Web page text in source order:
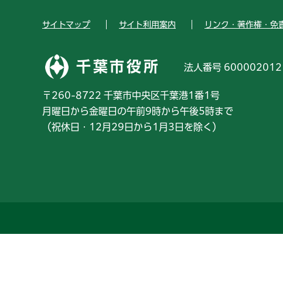
サイトマップ サイト利用案内 リンク・著作権・免
千葉市役所 法人番号
〒260-8722 千葉市中央区千葉港1番1号
月曜日から金曜日の午前9時から午後5時まで
（祝休日・12月29日から1月3日を除く）